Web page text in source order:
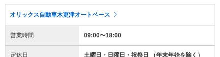
オリックス自動車木更津オートベース
営業時間 09:00〜18:00
定休日 土曜日・日曜日・祝祭日 （年末年始を除く）